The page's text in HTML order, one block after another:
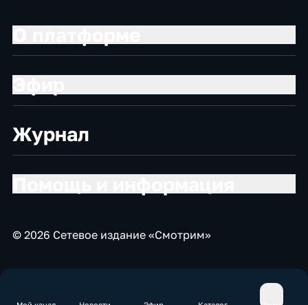
Журнал
© 2026 Сетевое издание «Смотрим»